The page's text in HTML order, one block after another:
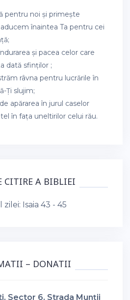
pentru noi și primește
înaintea Ta pentru cei
și pacea celor care
dată sfinților ;
râvna pentru lucrările în
Ți slujim;
apărarea în jurul caselor
în fața uneltirilor celui rău.
CITIRE A BIBLIEI
zilei: Isaia 43 - 45
– DONATII
Sector 6, Strada Munții